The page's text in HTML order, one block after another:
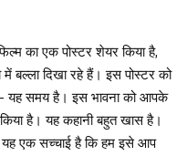
का एक पोस्टर शेयर किया है,
बल्ला दिखा रहे हैं। इस पोस्टर को
यह समय है। इस भावना को आपके
है। यह कहानी बहुत खास है।
एक सच्चाई है कि हम इसे आप